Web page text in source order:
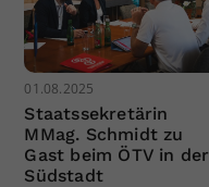
01.08.2025
Staatssekretärin
MMag. Schmidt zu
Gast beim ÖTV in der
Südstadt